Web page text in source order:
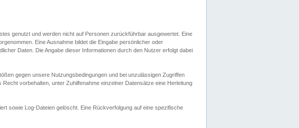
genutzt und werden nicht auf Personen zurückführbar ausgewertet. Eine
Eine Ausnahme bildet die Eingabe persönlicher oder
Daten. Die Angabe dieser Informationen durch den Nutzer erfolgt dabei
gegen unsere Nutzungsbedingungen und bei unzulässigen Zugriffen
vorbehalten, unter Zuhilfenahme einzelner Datensätze eine Herleitung
sowie Log-Dateien gelöscht. Eine Rückverfolgung auf eine spezifische